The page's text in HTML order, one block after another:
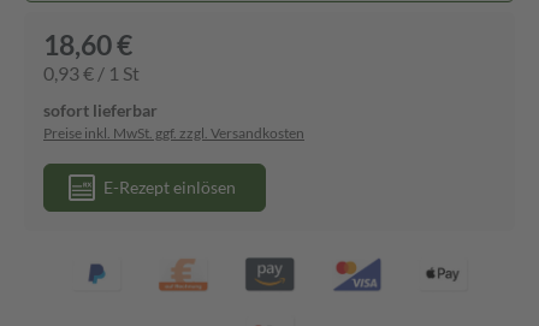
18,60 €
0,93 € / 1 St
sofort lieferbar
Preise inkl. MwSt. ggf. zzgl. Versandkosten
E-Rezept einlösen